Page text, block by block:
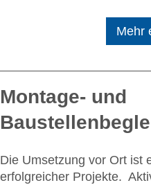
Mehr
Montage- und
Die Umsetzung vor Ort ist
erfolgreicher Projekte.